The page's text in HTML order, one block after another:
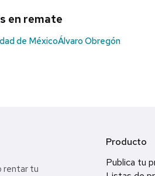
en remate
de MéxicoÁlvaro Obregón
rentar tu
Producto
Publica tu